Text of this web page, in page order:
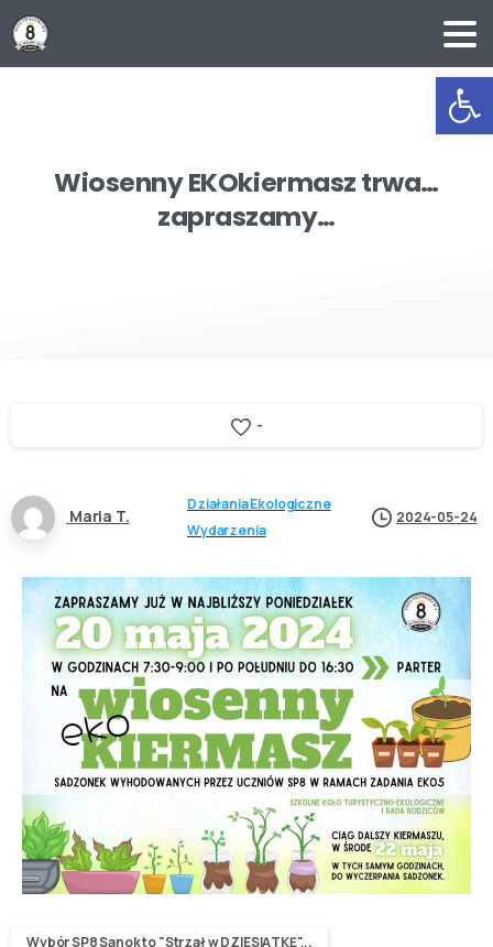
WiosennyEKOkiermasztrwa…
zapraszamy…
-
Maria T.
Działania Ekologiczne
Wydarzenia
2024-05-24
Wybór SP8 Sanok to "Strzał w DZIESIĄTKĘ"...